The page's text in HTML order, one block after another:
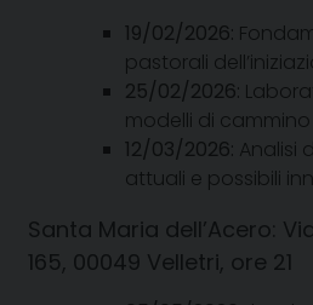
19/02/2026:
pastorali
25/02/2026:
modelli di
12/03/2026: Analisi
attuali e possibili
Santa Maria dell’Acero:
165, 00049 Velletri, ore 21